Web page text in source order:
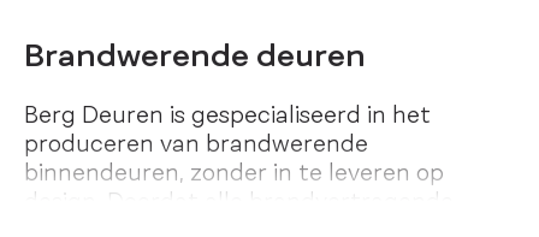
Brandwerende deuren
Berg Deuren is gespecialiseerd in het
produceren van brandwerende
binnendeuren, zonder in te leveren op
design. Doordat alle brandvertragende